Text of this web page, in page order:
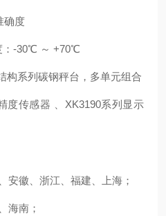
确度
：-30℃ ～ +70℃
构系列碳钢秤台，多单元组合
度传感器 、XK3190系列显示
安徽、浙江、福建、上海；
海南；